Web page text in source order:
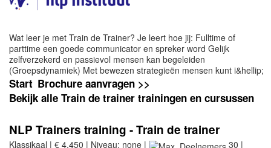
Wat leer je met Train de Trainer? Je leert hoe jij: Fulltime of
parttime een goede communicator en spreker word Gelijk
zelfverzekerd en passievol mensen kan begeleiden
(Groepsdynamiek) Met bewezen strategieën mensen kunt i&hellip;
Start Brochure aanvragen >>
Bekijk alle Train de trainer trainingen en cursussen
NLP Trainers training - Train de trainer
Klassikaal | € 4.450 | Niveau: none |
30 |